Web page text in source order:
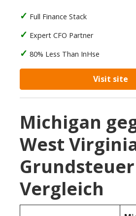
Full Finance Stack
Expert CFO Partner
80% Less Than InHse
Visit site
Michigan
West
Grundsteuer
Vergleich